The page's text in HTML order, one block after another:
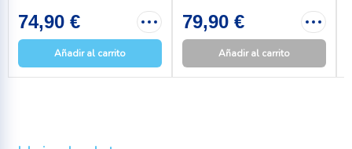
74,90 €
Añadir al carrito
79,90 €
Añadir al carrito